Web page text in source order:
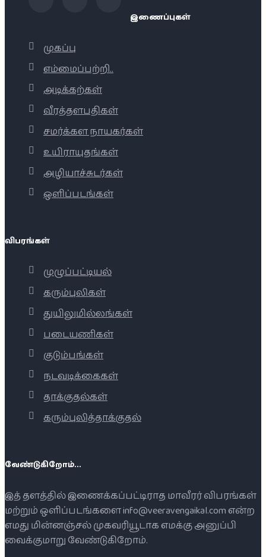
இணைப்புகள்
முகப்பு
எம்மைப்பற்றி..
அடிக்கற்கள்
வீரத்தளபதிகள்
சமர்க்கள நாயகர்கள்
உயிராயுதங்கள்
அழியாச்சுடர்கள்
ஒளிப்படங்கள்
விபரங்கள்
முழுப்பட்டியல்
கரும்புலிகள்
துயிலுமில்லங்கள்
படையணிகள்
குடும்பங்கள்
நடவடிக்கைகள்
தாக்குதல்கள்
கரும்புலித்தாக்குதல்
வேண்டுகிறோம்...
இத் தளத்தில் இணைக்கப்பட்டிராத மாவீரர் விபரங்கள்
மற்றும் ஒளிப்படங்களை info@veeravengaikal.com என்ற
எமது மின்னஞ்சல் முகவரியூடாக எமக்கு அனுப்பி
வைக்குமாறு வேண்டுகிறோம்.